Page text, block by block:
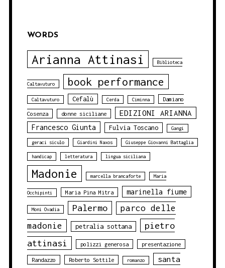
WORDS
Arianna Attinasi Biblioteca
Caltavuturo book performance
Caltavuturo Cefalù Cerda Ciminna Damiano
Cosenza donne siciliane EDIZIONI ARIANNA
Francesco Giunta Fulvia Toscano Gangi
geraci siculo Giardini Naxos Giuseppe Giovanni Battaglia
handicap letteratura lingua siciliana
Madonie marcella brancaforte Maria
Occhipinti Maria Pina Mitra marinella fiume
Moni Ovadia Palermo
parco delle
madonie
petralia sottana
pietro
attinasi
polizzi generosa presentazione
Randazzo Roberto Sottile romanzo santa